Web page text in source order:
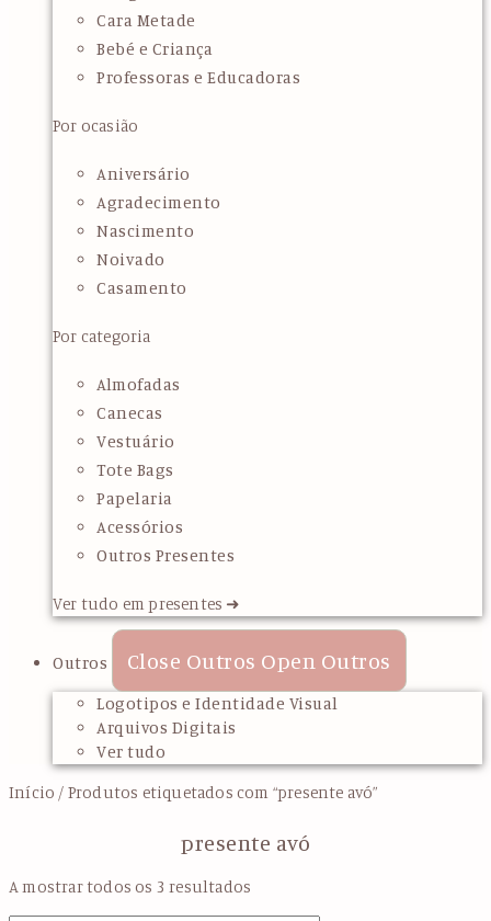
Cara Metade
Bebé e Criança
Professoras e Educadoras
Por ocasião
Aniversário
Agradecimento
Nascimento
Noivado
Casamento
Por categoria
Almofadas
Canecas
Vestuário
Tote Bags
Papelaria
Acessórios
Outros Presentes
Ver tudo em presentes ➜
Outros Close Outros Open Outros
Logotipos e Identidade Visual
Arquivos Digitais
Ver tudo
Início / Produtos etiquetados com “presente avó”
presente avó
A mostrar todos os 3 resultados